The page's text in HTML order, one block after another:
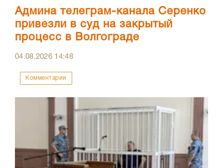
Админа телеграм-канала Серенко
привезли в суд на закрытый
процесс в Волгограде
04.08.2026 14:48
Комментарии